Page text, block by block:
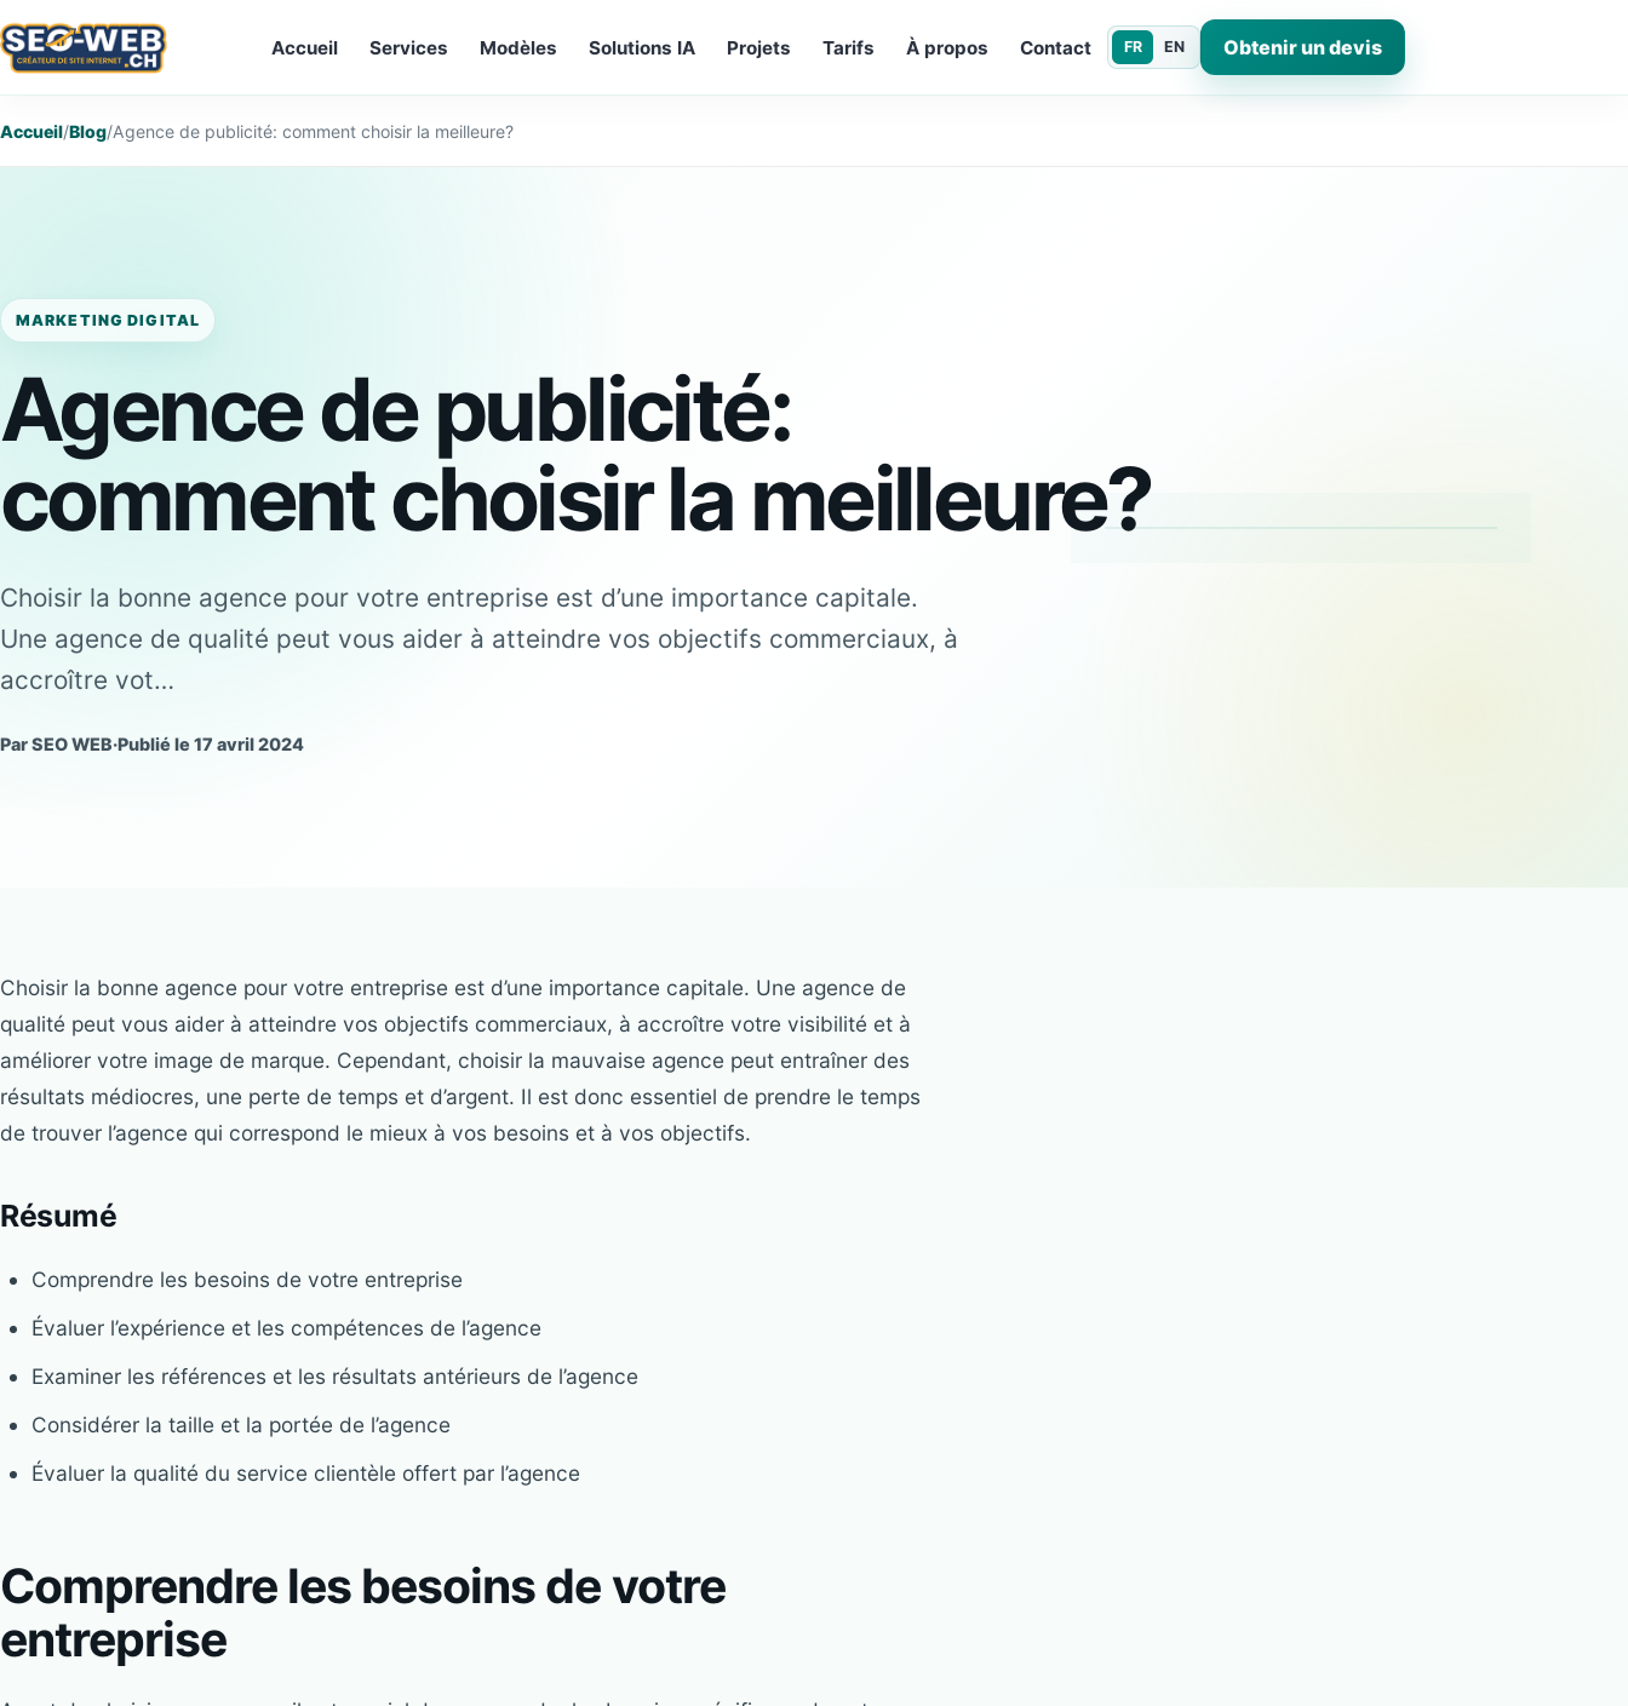
Accueil Services Modèles Solutions IA Projets Tarifs À propos Contact FR EN Obtenir un devis
Accueil/Blog/Agence de publicité: comment choisir la meilleure?
MARKETING DIGITAL
Agence de publicité:
comment choisir la meilleure?
Choisir la bonne agence pour votre entreprise est d’une importance capitale.
Une agence de qualité peut vous aider à atteindre vos objectifs commerciaux, à
accroître vot…
Par SEO WEB·Publié le 17 avril 2024
Choisir la bonne agence pour votre entreprise est d’une importance capitale. Une agence de
qualité peut vous aider à atteindre vos objectifs commerciaux, à accroître votre visibilité et à
améliorer votre image de marque. Cependant, choisir la mauvaise agence peut entraîner des
résultats médiocres, une perte de temps et d’argent. Il est donc essentiel de prendre le temps
de trouver l’agence qui correspond le mieux à vos besoins et à vos objectifs.
Résumé
Comprendre les besoins de votre entreprise
Évaluer l’expérience et les compétences de l’agence
Examiner les références et les résultats antérieurs de l’agence
Considérer la taille et la portée de l’agence
Évaluer la qualité du service clientèle offert par l’agence
Comprendre les besoins de votre
entreprise